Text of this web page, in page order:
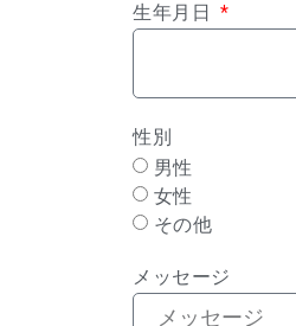
生年月日
性別
男性
女性
その他
メッセージ